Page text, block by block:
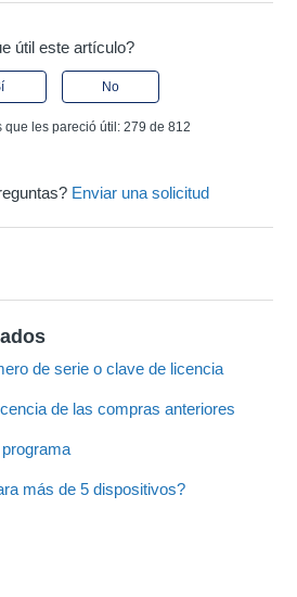
útil este artículo?
No
que les pareció útil: 279 de 812
Enviar una solicitud
de serie o clave de licencia
de las compras anteriores
más de 5 dispositivos?